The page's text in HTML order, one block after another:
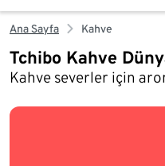
Ana Sayfa Kahve
Tchibo Kahve
Kahve severler için